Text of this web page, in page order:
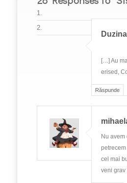
Răspunde
[…] Au
erised,
Nu
cel mai
veni grav